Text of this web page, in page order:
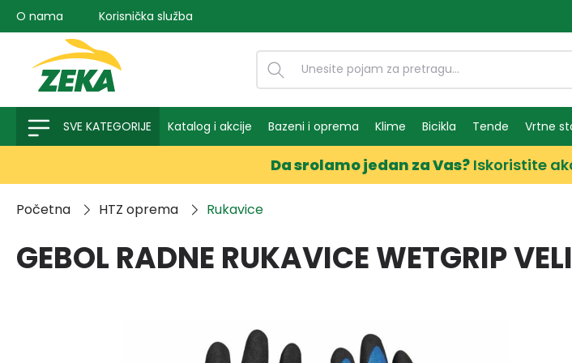
pretragu Preskoči na glavnu navigaciju
O nama Korisnička služba
SVE KATEGORIJE Katalog i akcije Bazeni i oprema Klime Bicikla Tende Vrtne
Da srolamo jedan za Vas? Iskoristite
Početna HTZ oprema Rukavice
GEBOL RADNE RUKAVICE WETGRIP